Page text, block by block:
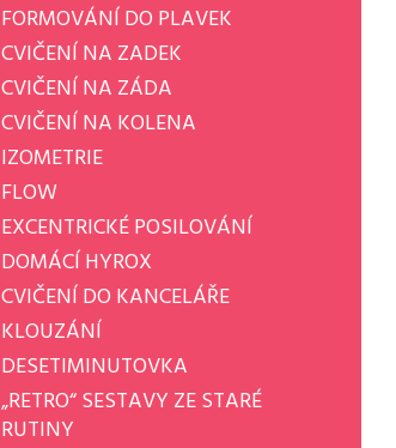
FORMOVÁNÍ DO PLAVEK
CVIČENÍ NA ZADEK
CVIČENÍ NA ZÁDA
CVIČENÍ NA KOLENA
IZOMETRIE
FLOW
EXCENTRICKÉ POSILOVÁNÍ
DOMÁCÍ HYROX
CVIČENÍ DO KANCELÁŘE
KLOUZÁNÍ
DESETIMINUTOVKA
„RETRO“ SESTAVY ZE STARÉ
RUTINY